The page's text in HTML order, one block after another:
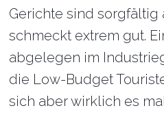
Gerichte sind sorgfältig
schmeckt extrem gut.
abgelegen im
die Low-Budget
sich aber wirklich es